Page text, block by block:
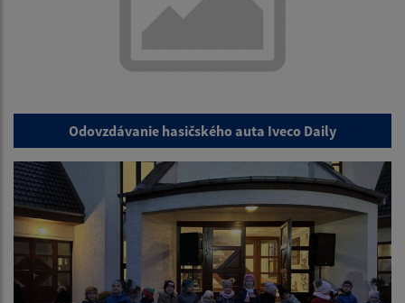
Odovzdávanie hasičského auta Iveco Daily